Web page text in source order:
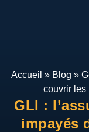
Accueil » Blog »
couvrir les
GLI :
impayés